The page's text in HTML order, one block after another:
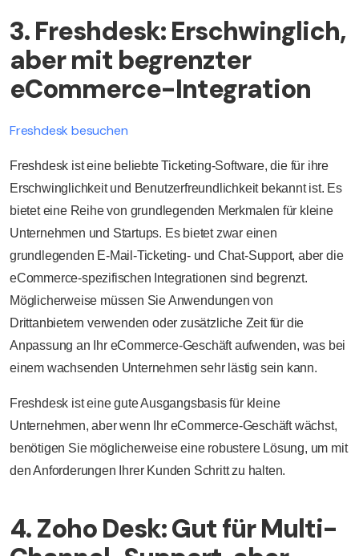
3. Freshdesk: Erschwinglich,
aber mit begrenzter
eCommerce-Integration
Freshdesk besuchen
Freshdesk ist eine beliebte Ticketing-Software, die für ihre
Erschwinglichkeit und Benutzerfreundlichkeit bekannt ist. Es
bietet eine Reihe von grundlegenden Merkmalen für kleine
Unternehmen und Startups. Es bietet zwar einen
grundlegenden E-Mail-Ticketing- und Chat-Support, aber die
eCommerce-spezifischen Integrationen sind begrenzt.
Möglicherweise müssen Sie Anwendungen von
Drittanbietern verwenden oder zusätzliche Zeit für die
Anpassung an Ihr eCommerce-Geschäft aufwenden, was bei
einem wachsenden Unternehmen sehr lästig sein kann.
Freshdesk ist eine gute Ausgangsbasis für kleine
Unternehmen, aber wenn Ihr eCommerce-Geschäft wächst,
benötigen Sie möglicherweise eine robustere Lösung, um mit
den Anforderungen Ihrer Kunden Schritt zu halten.
4. Zoho Desk: Gut für Multi-